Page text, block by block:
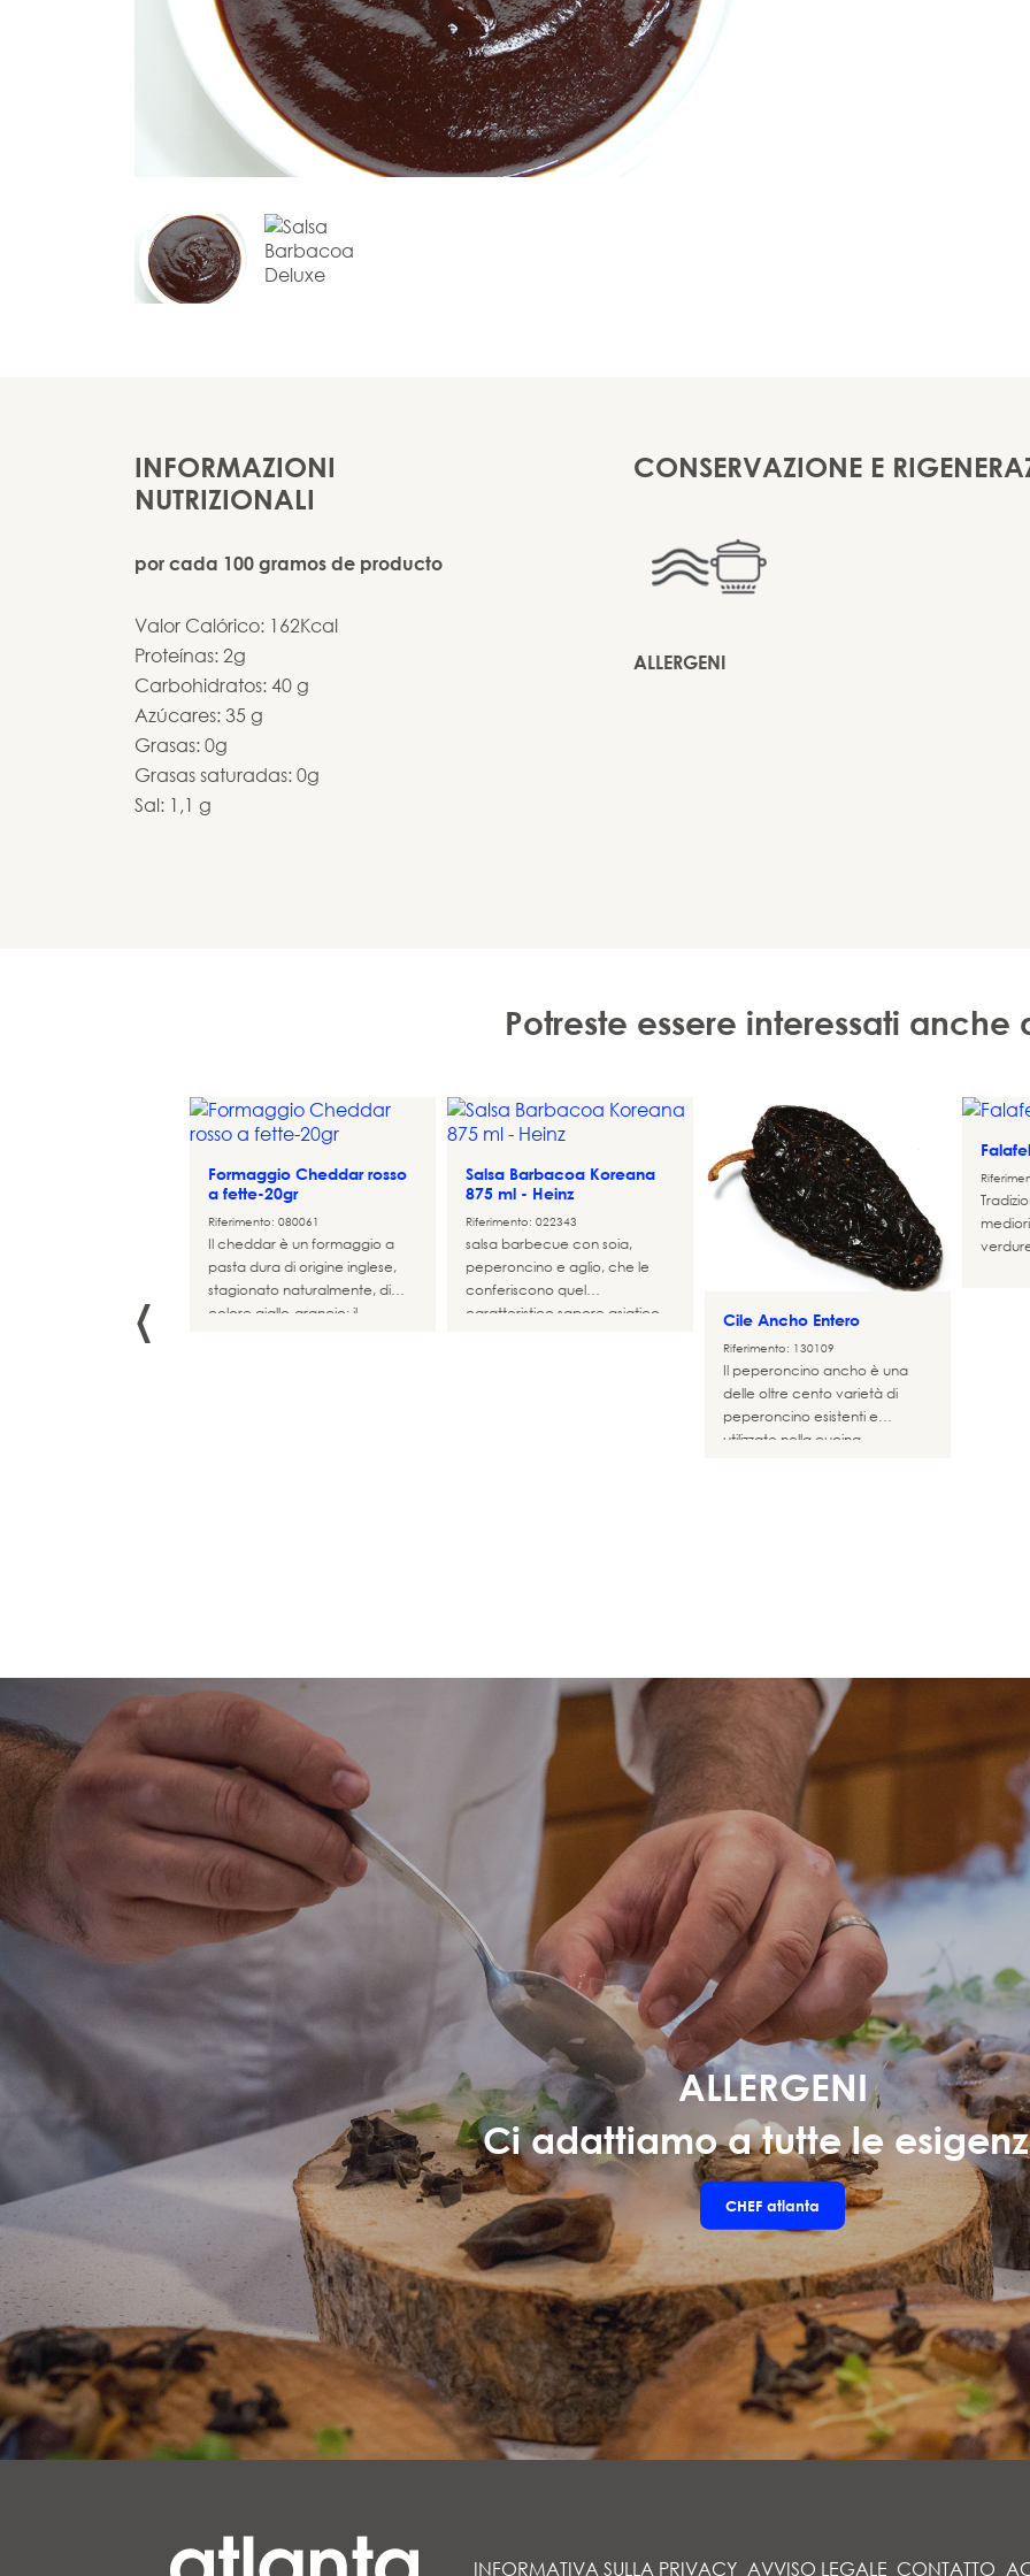
INFORMAZIONI
NUTRIZIONALI
por cada 100 gramos de producto
Valor Calórico: 162Kcal
Proteínas: 2g
Carbohidratos: 40 g
Azúcares: 35 g
Grasas: 0g
Grasas saturadas: 0g
Sal: 1,1 g
CONSERVAZIONE E
ALLERGENI
Potreste essere interessati anche
Formaggio Cheddar rosso
a fette-20gr
Riferimento: 080061
Il cheddar è un formaggio a
pasta dura di origine inglese,
stagionato naturalmente, di
colore giallo-arancio; il
Salsa Barbacoa Koreana
875 ml - Heinz
Riferimento: 022343
salsa barbecue con soia,
peperoncino e aglio, che le
conferiscono quel
caratteristico sapore asiatico
Cile Ancho Entero
Riferimento: 130109
Il peperoncino ancho è una
delle oltre cento varietà di
peperoncino esistenti e
utilizzate nella cucina
‹
ALLERGENI
Ci adattiamo a tutte le
CHEF atlanta
INFORMATIVA SULLA PRIVACY AVVISO LEGALE CONTATTO